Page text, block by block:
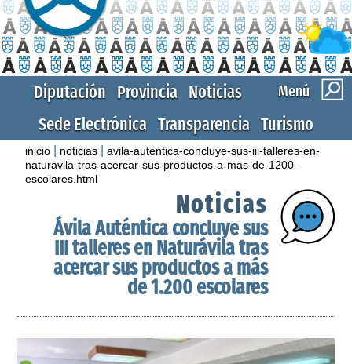
Menú
Diputación Provincia Noticias
Sede Electrónica Transparencia Turismo
inicio noticias |avila-autentica-concluye-sus-iii-talleres-en-
naturavila-tras-acercar-sus-productos-a-mas-de-1200-
escolares.html
Noticias
Ávila Auténtica concluye sus
III talleres en Naturávila tras
acercar sus productos a más
de 1.200 escolares